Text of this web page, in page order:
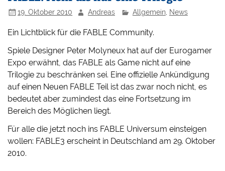
19. Oktober 2010 Andreas Allgemein, News
Ein Lichtblick für die FABLE Community.
Spiele Designer Peter Molyneux hat auf der Eurogamer
Expo erwähnt, das FABLE als Game nicht auf eine
Trilogie zu beschränken sei. Eine offizielle Ankündigung
auf einen Neuen FABLE Teil ist das zwar noch nicht, es
bedeutet aber zumindest das eine Fortsetzung im
Bereich des Möglichen liegt.
Für alle die jetzt noch ins FABLE Universum einsteigen
wollen: FABLE3 erscheint in Deutschland am 29. Oktober
2010.